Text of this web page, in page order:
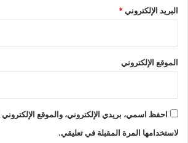
البريد الإلكتروني*
الموقع الإلكتروني
احفظ اسمي، بريدي الإلكتروني، والموقع
لاستخدامها المرة المقبلة في تعليقي.